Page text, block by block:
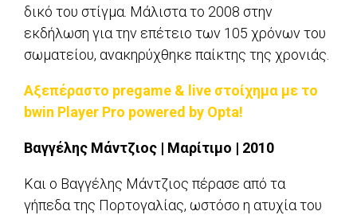
δικό του στίγμα. Μάλιστα το 2008 στην
εκδήλωση για την επέτειο των 105 χρόνων του
σωματείου, ανακηρύχθηκε παίκτης της χρονιάς.
Αξεπέραστο pregame & live στοίχημα με το
bwin Player Pro powered by Opta!
Βαγγέλης Μάντζιος | Μαρίτιμο | 2010
Kαι ο Βαγγέλης Μάντζιος πέρασε από τα
γήπεδα της Πορτογαλίας, ωστόσο η ατυχία του